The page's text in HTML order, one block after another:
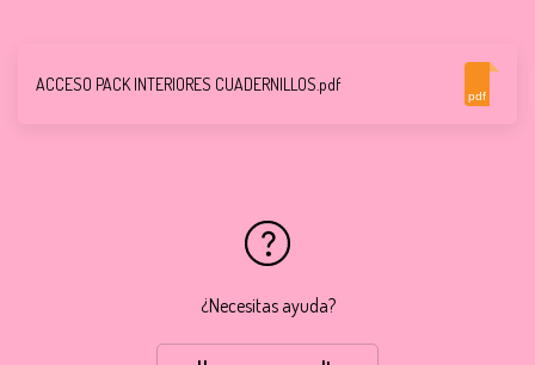
ACCESO PACK INTERIORES CUADERNILLOS.pdf
pdf
¿Necesitas ayuda?